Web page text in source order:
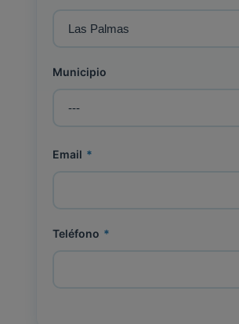
Municipio
Email *
Teléfono *